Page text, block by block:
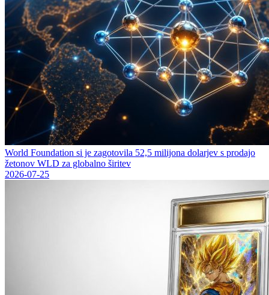
World Foundation si je zagotovila 52,5 milijona dolarjev s prodajo
žetonov WLD za globalno širitev
2026-07-25